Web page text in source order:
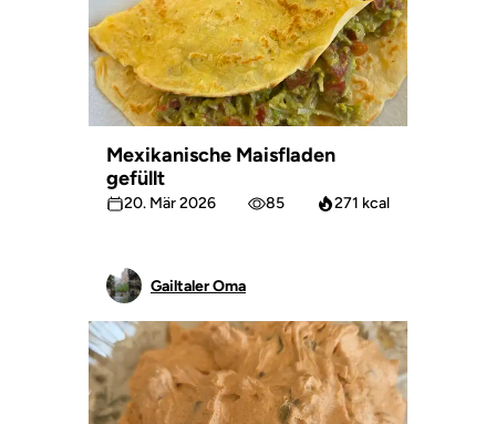
Mexikanische Maisfladen
gefüllt
20. Mär 2026 85 271 kcal
Gailtaler Oma